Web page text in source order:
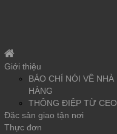
Giới thiệu
BÁO CHÍ NÓI VỀ NHÀ
HÀNG
THÔNG ĐIỆP TỪ CEO
Đặc sản giao tận nơi
Thực đơn